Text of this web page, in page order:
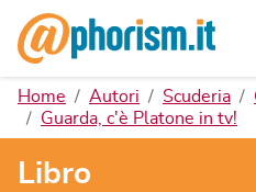
Home Autori Scuderia
Guarda, c'è Platone in tv!
Libro